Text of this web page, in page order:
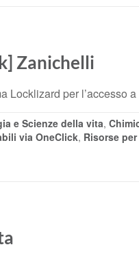
Zanichelli
Locklizard per l’accesso
e Scienze della vita,
via OneClick, Risorse